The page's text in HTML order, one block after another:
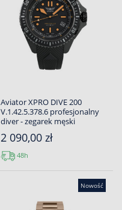
Aviator XPRO DIVE 200
V.1.42.5.378.6 profesjonalny
diver - zegarek męski
2 090,00 zł
48h
Nowość